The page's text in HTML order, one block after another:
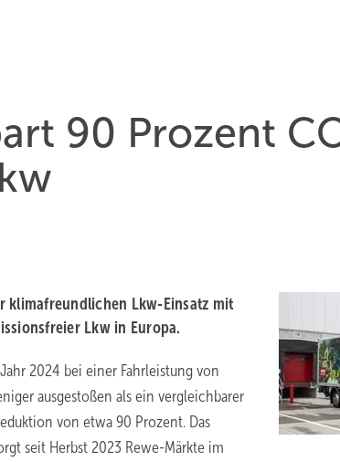
90 Prozent
klimafreundlichen Lkw-Einsatz mit
Lkw in Europa.
2024 bei einer Fahrleistung von
ausgestoßen als ein vergleichbarer
von etwa 90 Prozent. Das
seit Herbst 2023 Rewe-Märkte im